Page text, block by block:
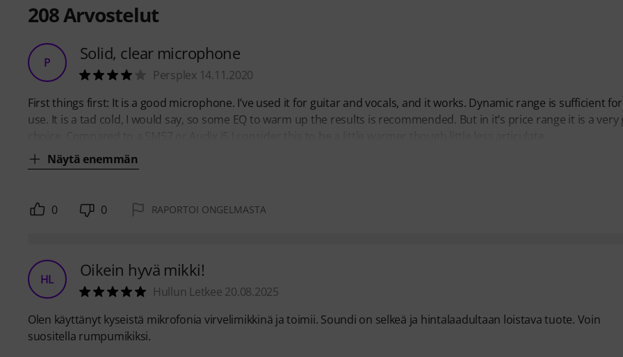
208Arvostelut
P Solid, clear microphone
Persplex 14.11.2020
First things first: It is a good microphone. I’ve used it for guitar and vocals, and it works. Dynamic range is sufficient
use. It is a tad cold, I would say, so some EQ to warm up the results is recommended. But in it’s price range it is a very
Näytä enemmän
0 0 RAPORTOI ONGELMASTA
HL Oikein hyvä mikki!
Hullun Letkee 20.08.2025
Olen käyttänyt kyseistä mikrofonia virvelimikkinä ja toimii. Soundi on selkeä ja hintalaadultaan loistava tuote. Voin
suositella rumpumikiksi.